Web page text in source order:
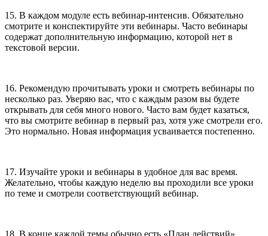
15. В каждом модуле есть вебинар-интенсив. Обязательно
смотрите и конспектируйте эти вебинары. Часто вебинары
содержат дополнительную информацию, которой нет в
текстовой версии.
16. Рекомендую прочитывать уроки и смотреть вебинары по
несколько раз. Уверяю вас, что с каждым разом вы будете
открывать для себя много нового. Часто вам будет казаться,
что вы смотрите вебинар в первый раз, хотя уже смотрели его.
Это нормально. Новая информация усваивается постепенно.
17. Изучайте уроки и вебинары в удобное для вас время.
Желательно, чтобы каждую неделю вы проходили все уроки
по теме и смотрели соответствующий вебинар.
18. В конце каждой темы обычно есть «План действий».